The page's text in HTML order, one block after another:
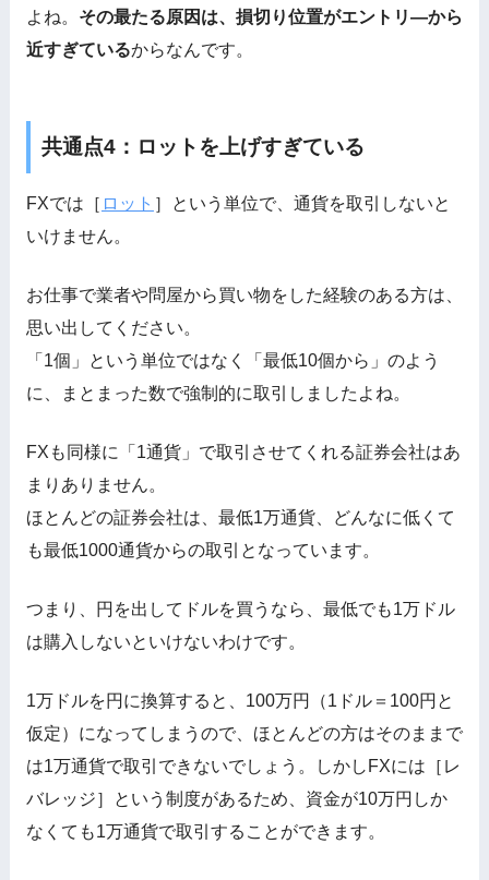
よね。 その最たる原因は、損切り位置がエントリ―から
近すぎているからなんです。
共通点4：ロットを上げすぎている
FXでは［ ロット ］という単位で、通貨を取引しないと
いけません。
お仕事で業者や問屋から買い物をした経験のある方は、
思い出してください。
「1個」という単位ではなく「最低10個から」のよう
に、まとまった数で強制的に取引しましたよね。
FXも同様に「1通貨」で取引させてくれる証券会社はあ
まりありません。
ほとんどの証券会社は、最低1万通貨、どんなに低くて
も最低1000通貨からの取引となっています。
つまり、円を出してドルを買うなら、最低でも1万ドル
は購入しないといけないわけです。
1万ドルを円に換算すると、100万円（1ドル＝100円と
仮定）になってしまうので、ほとんどの方はそのままで
は1万通貨で取引できないでしょう。しかしFXには［レ
バレッジ］という制度があるため、資金が10万円しか
なくても1万通貨で取引することができます。